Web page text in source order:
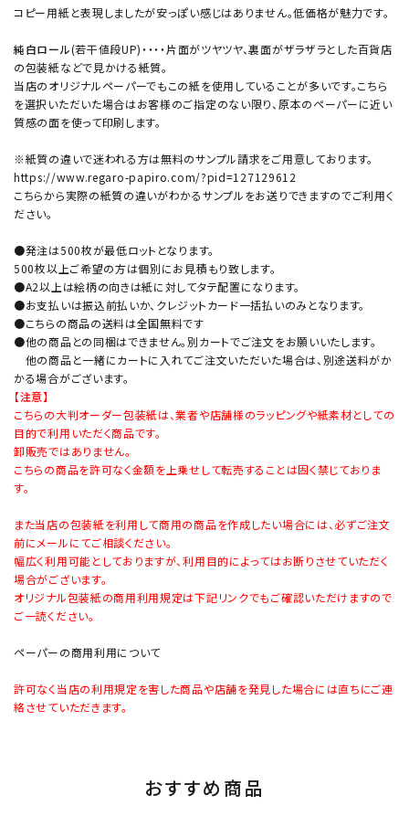
コピー用紙と表現しましたが安っぽい感じはありません。低価格が魅力です。
純白ロール(若干値段UP)・・・・片面がツヤツヤ、裏面がザラザラとした百貨店
の包装紙などで見かける紙質。
当店のオリジナルペーパーでもこの紙を使用していることが多いです。こちら
を選択いただいた場合はお客様のご指定のない限り、原本のペーパーに近い
質感の面を使って印刷します。
※紙質の違いで迷われる方は無料のサンプル請求をご用意しております。
https://www.regaro-papiro.com/?pid=127129612
こちらから実際の紙質の違いがわかるサンプルをお送りできますのでご利用く
ださい。
●発注は500枚が最低ロットとなります。
500枚以上ご希望の方は個別にお見積もり致します。
●A2以上は絵柄の向きは紙に対してタテ配置になります。
●お支払いは振込前払いか、クレジットカード一括払いのみとなります。
●こちらの商品の送料は全国無料です
●他の商品との同梱はできません。別カートでご注文をお願いいたします。
他の商品と一緒にカートに入れてご注文いただいた場合は、別途送料がか
かる場合がございます。
【注意】
こちらの大判オーダー包装紙は、業者や店舗様のラッピングや紙素材としての
目的で利用いただく商品です。
卸販売ではありません。
こちらの商品を許可なく金額を上乗せして転売することは固く禁じておりま
す。
また当店の包装紙を利用して商用の商品を作成したい場合には、必ずご注文
前にメールにてご相談ください。
幅広く利用可能としておりますが、利用目的によってはお断りさせていただく
場合がございます。
オリジナル包装紙の商用利用規定は下記リンクでもご確認いただけますので
ご一読ください。
ペーパーの商用利用について
許可なく当店の利用規定を害した商品や店舗を発見した場合には直ちにご連
絡させていただきます。
おすすめ商品